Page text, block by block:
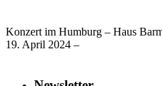
Konzert im Humburg – Haus
19. April 2024 –